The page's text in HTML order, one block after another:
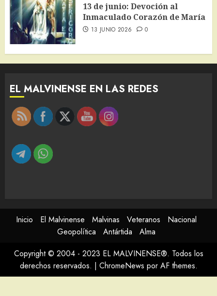
13 de junio: Devoción al
Inmaculado Corazón de María
13 JUNIO 2026 0
EL MALVINENSE EN LAS REDES
Inicio El Malvinense Malvinas Veteranos
Nacional
Geopolítica
Antártida
Alma
Copyright © 2004 - 2023 EL MALVINENSE®. Todos los
derechos reservados. | ChromeNews por AF themes.